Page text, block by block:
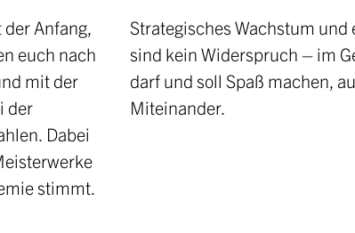
der Anfang,
euch nach
mit der
der
Dabei
stimmt.
Strategisches Wachstum und
sind kein Widerspruch – im
darf und soll Spaß machen,
Miteinander.